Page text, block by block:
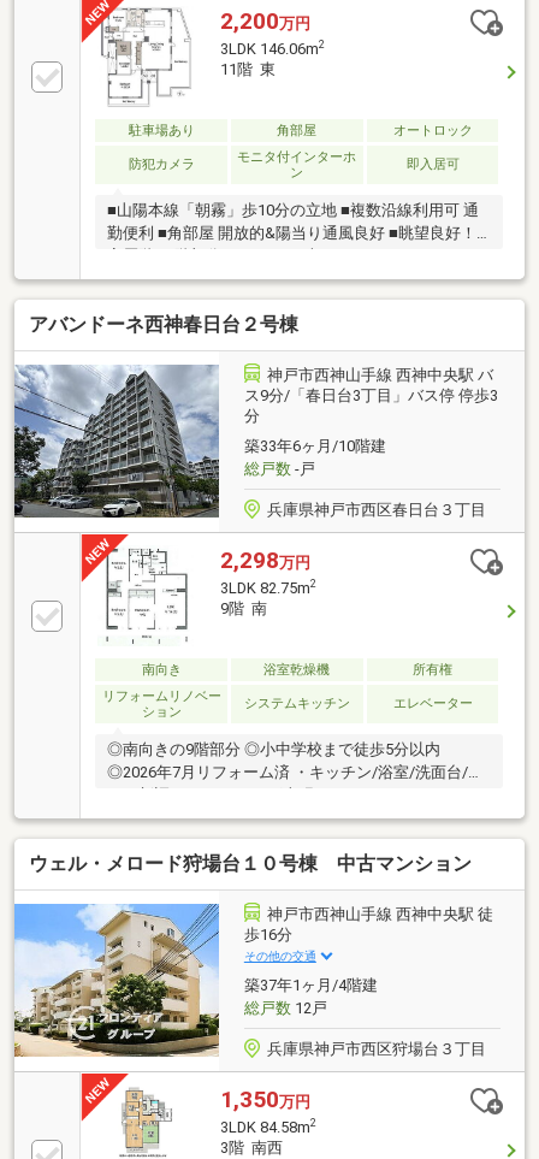
2,200万円
3LDK 146.06m2
11階 東
駐車場あり 角部屋 オートロック
防犯カメラ
モニタ付インターホ
ン
即入居可
■山陽本線「朝霧」歩10分の立地 ■複数沿線利用可 通
勤便利 ■角部屋 開放的&陽当り通風良好 ■眺望良好！
高層階 11階部分♪ ■146.06平米の3LDK
アバンドーネ西神春日台２号棟
神戸市西神山手線 西神中央駅 バ
ス9分/「春日台3丁目」バス停 停歩3
分
築33年6ヶ月/10階建
総戸数-戸
兵庫県神戸市西区春日台３丁目
2,298万円
3LDK 82.75m2
9階 南
南向き 浴室乾燥機
所有権
リフォームリノベー
ション
システムキッチン エレベーター
◎南向きの9階部分 ◎小中学校まで徒歩5分以内
◎2026年7月リフォーム済 ・キッチン/浴室/洗面台/ト
イレ新調 ・フローリング上張り ・クロス/フロアタイ
ル貼替 ・建具/玄関収納新調
ウェル・メロード狩場台１０号棟 中古マンション
神戸市西神山手線 西神中央駅 徒
歩16分
その他の交通
築37年1ヶ月/4階建
総戸数12戸
兵庫県神戸市西区狩場台３丁目
1,350万円
3LDK 84.58m2
3階 南西